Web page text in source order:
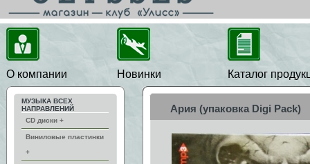
О компании Новинки Каталог
МУЗЫКА ВСЕХ
НАПРАВЛЕНИЙ
CD диски +
Виниловые пластинки
+
Ария (упаковка Digi Pack)